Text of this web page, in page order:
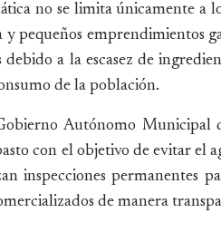
no se limita únicamente a
y pequeños emprendimientos
a la escasez de
de la población.
Autónomo
con el objetivo de evitar el
inspecciones permanentes
de manera